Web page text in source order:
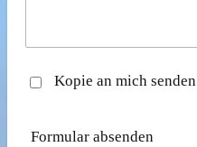
Kopie an mich senden
Formular absenden